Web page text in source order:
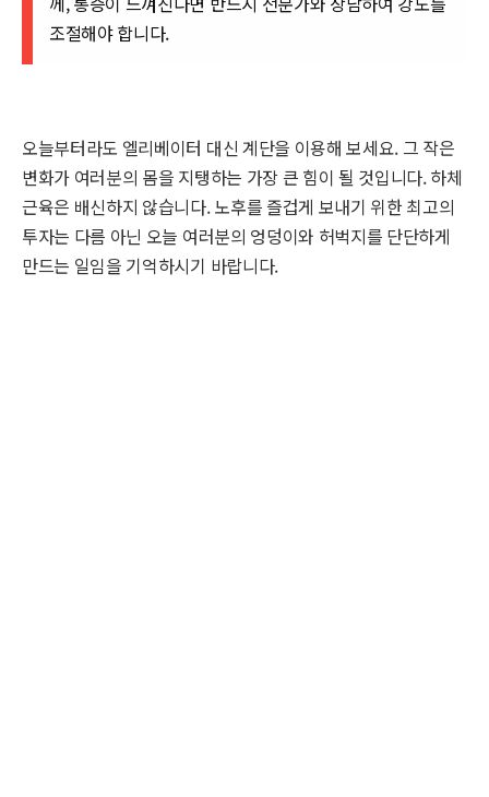
조절해야 합니다.
오늘부터라도 엘리베이터 대신 계단을 이용해 보세요. 그 작은
변화가 여러분의 몸을 지탱하는 가장 큰 힘이 될 것입니다. 하체
근육은 배신하지 않습니다. 노후를 즐겁게 보내기 위한 최고의
투자는 다름 아닌 오늘 여러분의 엉덩이와 허벅지를 단단하게
만드는 일임을 기억하시기 바랍니다.